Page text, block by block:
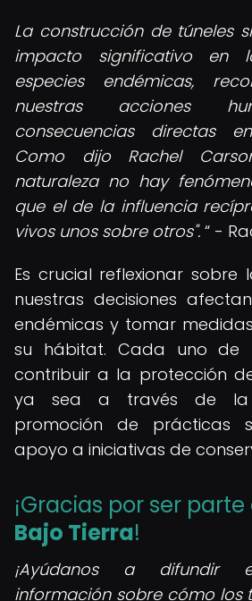
La construcción de túneles
impacto significativo
especies endémicas,
nuestras acciones
consecuencias directas
Como dijo Rachel
naturaleza no hay
que el de la influencia
vivos unos sobre otros".
-
Es crucial reflexionar
nuestras decisiones
endémicas y tomar
su hábitat. Cada uno de
contribuir a la protección
ya sea a través de la
promoción de prácticas
apoyo a iniciativas de
¡Gracias por ser parte
Bajo Tierra!
¡Ayúdanos a difundir
información sobre cómo los